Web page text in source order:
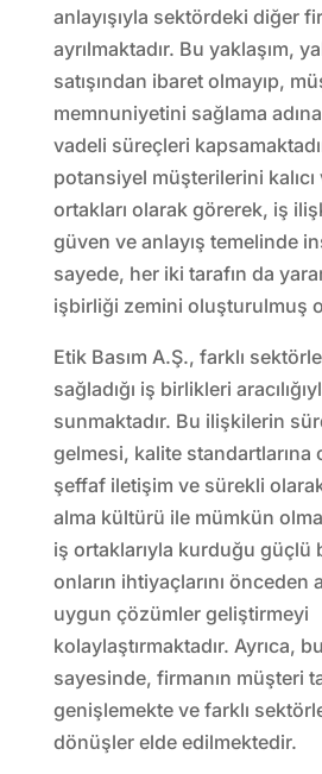
anlayışıyla sektördeki diğer
ayrılmaktadır. Bu yaklaşım,
satışından ibaret olmayıp,
memnuniyetini sağlama
vadeli süreçleri
potansiyel müşterilerini kalıcı
ortakları olarak görerek, iş
güven ve anlayış temelinde
sayede, her iki tarafın da
işbirliği zemini oluşturulmuş
Etik Basım A.Ş., farklı
sağladığı iş birlikleri
sunmaktadır. Bu ilişkilerin
gelmesi, kalite standartlarına
şeffaf iletişim ve sürekli
alma kültürü ile mümkün
iş ortaklarıyla kurduğu güçlü
onların ihtiyaçlarını önceden
uygun çözümler geliştirmeyi
kolaylaştırmaktadır. Ayrıca,
sayesinde, firmanın müşteri
genişlemekte ve farklı
dönüşler elde edilmektedir.